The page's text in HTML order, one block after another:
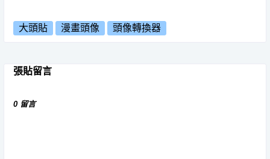
大頭貼 漫畫頭像 頭像轉換器
張貼留言
0 留言